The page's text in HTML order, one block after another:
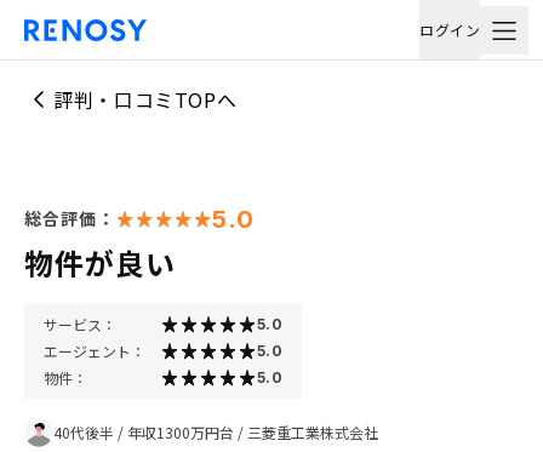
ログイン
評判・口コミTOPへ
総合評価： 5.0
物件が良い
サービス： 5.0
エージェント： 5.0
物件： 5.0
40代後半 / 年収1300万円台 / 三菱重工業株式会社